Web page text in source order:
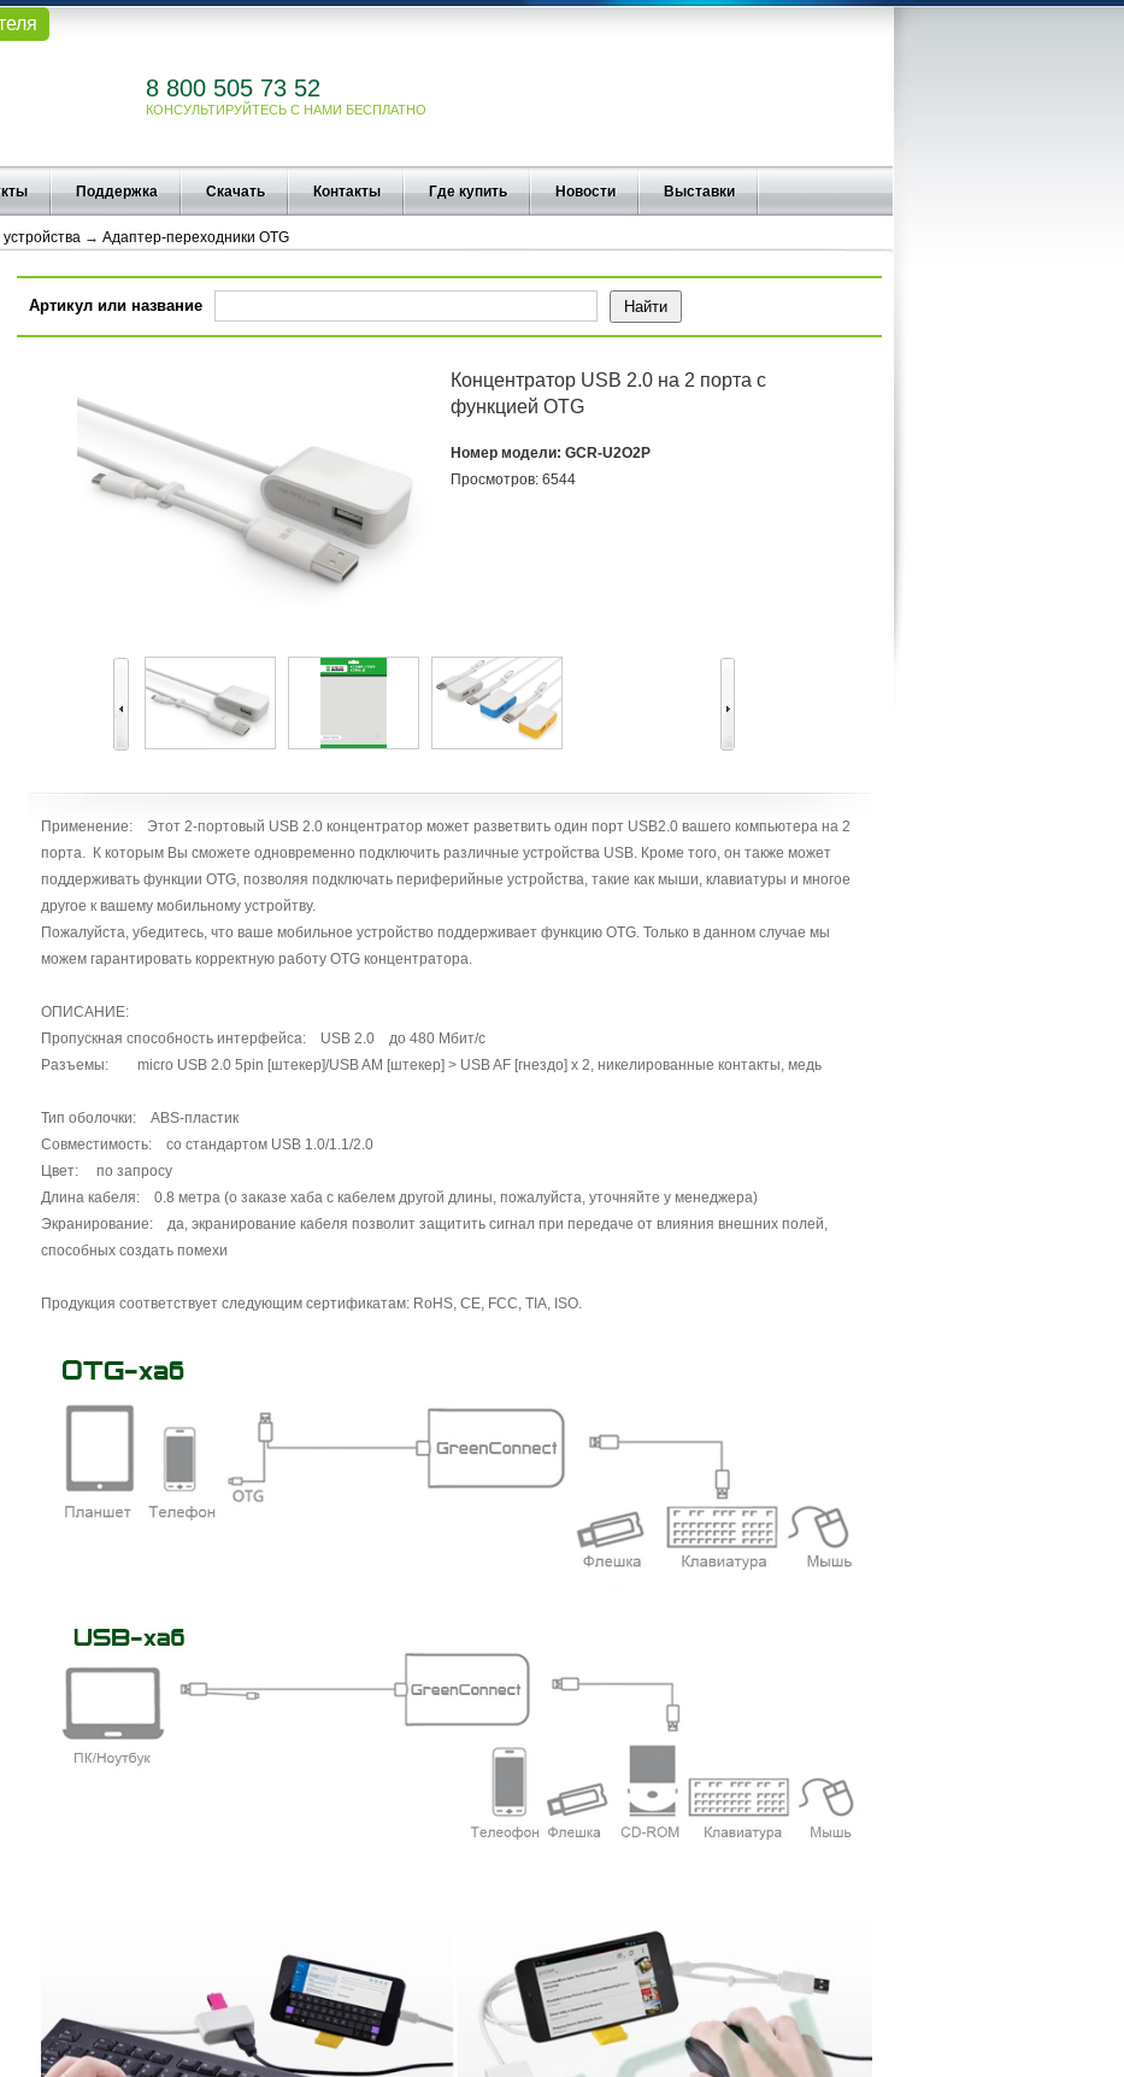
8 800 505 73 52
КОНСУЛЬТИРУЙТЕСЬ С НАМИ БЕСПЛАТНО
Поддержка Скачать Контакты Где купить Новости Выставки
→ Адаптер-переходники OTG
Артикул или название
Концентратор USB 2.0 на 2 порта с
функцией OTG
Номер модели: GCR-U2O2P
Просмотров: 6544
Применение: Этот 2-портовый USB 2.0 концентратор может разветвить один порт USB2.0 вашего компьютера на 2
порта. К которым Вы сможете одновременно подключить различные устройства USB. Кроме того, он также может
поддерживать функции OTG, позволяя подключать периферийные устройства, такие как мыши, клавиатуры и многое
другое к вашему мобильному устройтву.
Пожалуйста, убедитесь, что ваше мобильное устройство поддерживает функцию OTG. Только в данном случае мы
можем гарантировать корректную работу OTG концентратора.
ОПИСАНИЕ:
Пропускная способность интерфейса: USB 2.0 до 480 Мбит/с
Разъемы: micro USB 2.0 5pin [штекер]/USB AM [штекер] > USB AF [гнездо] x 2, никелированные контакты, медь
Тип оболочки: ABS-пластик
Совместимость: со стандартом USB 1.0/1.1/2.0
Цвет: по запросу
Длина кабеля: 0.8 метра (о заказе хаба с кабелем другой длины, пожалуйста, уточняйте у менеджера)
Экранирование: да, экранирование кабеля позволит защитить сигнал при передаче от влияния внешних полей,
способных создать помехи
Продукция соответствует следующим сертификатам: RoHS, CE, FCC, TIA, ISO.